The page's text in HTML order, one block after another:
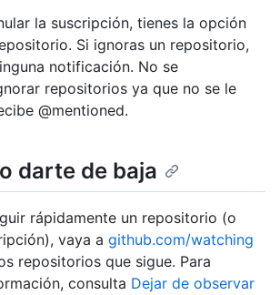
la suscripción, tienes la opción
Si ignoras un repositorio,
notificación. No se
repositorios ya que no se le
@mentioned.
darte de baja
rápidamente un repositorio (o
vaya a github.com/watching
repositorios que sigue. Para
consulta Dejar de observar